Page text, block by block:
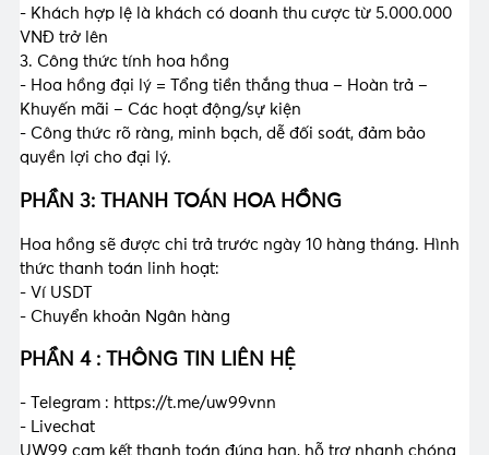
- Khách hợp lệ là khách có doanh thu cược từ 5.000.000
VNĐ trở lên
3. Công thức tính hoa hồng
- Hoa hồng đại lý = Tổng tiền thắng thua – Hoàn trả –
Khuyến mãi – Các hoạt động/sự kiện
- Công thức rõ ràng, minh bạch, dễ đối soát, đảm bảo
quyền lợi cho đại lý.
PHẦN 3: THANH TOÁN HOA HỒNG
Hoa hồng sẽ được chi trả trước ngày 10 hàng tháng. Hình
thức thanh toán linh hoạt:
- Ví USDT
- Chuyển khoản Ngân hàng
PHẦN 4 : THÔNG TIN LIÊN HỆ
- Telegram : https://t.me/uw99vnn
- Livechat
UW99 cam kết thanh toán đúng hạn, hỗ trợ nhanh chóng